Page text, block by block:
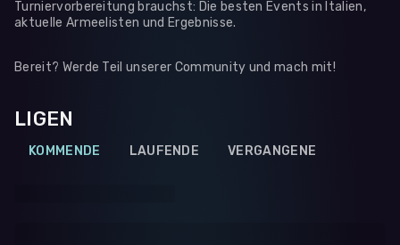
Turniervorbereitung brauchst: Die besten Events in Italien,
aktuelle Armeelisten und Ergebnisse.
Bereit? Werde Teil unserer Community und mach mit!
LIGEN
KOMMENDE LAUFENDE VERGANGENE